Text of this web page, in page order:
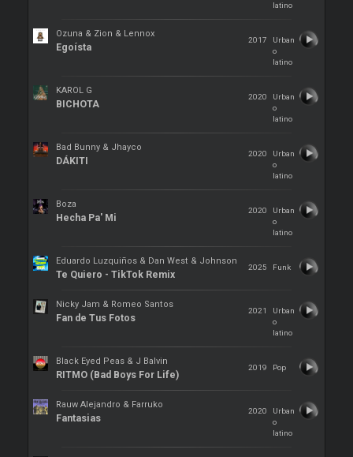
latino
Ozuna & Zion & Lennox
Egoísta
2017
Urban
o
latino
KAROL G
BICHOTA
2020
Urban
o
latino
Bad Bunny & Jhayco
DÁKITI
2020
Urban
o
latino
Boza
Hecha Pa' Mi
2020
Urban
o
latino
Eduardo Luzquiños & Dan West & Johnson
Te Quiero - TikTok Remix
2025 Funk
Nicky Jam & Romeo Santos
Fan de Tus Fotos
2021
Urban
o
latino
Black Eyed Peas & J Balvin
RITMO (Bad Boys For Life)
2019 Pop
Rauw Alejandro & Farruko
Fantasias
2020
Urban
o
latino